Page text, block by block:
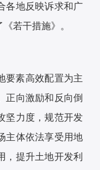
各地反映诉求和广
若干措施》。
要素高效配置为主
正向激励和反向倒
坚力度，规范开发
主体依法享受用地
，提升土地开发利